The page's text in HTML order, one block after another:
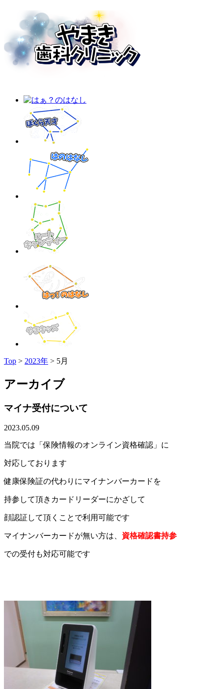
Top > 2023年 > 5月
アーカイブ
マイナ受付について
2023.05.09
当院では「保険情報のオンライン資格確認」に
対応しております
健康保険証の代わりにマイナンバーカードを
持参して頂き カードリーダーにかざして
顔認証して頂くことで利用可能です
マイナンバーカードが無い方は、 資格確認書持参
での受付も対応可能です